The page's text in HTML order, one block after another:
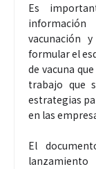
Es
vacunación
formular el
de vacuna
trabajo que
estrategias
en las
El